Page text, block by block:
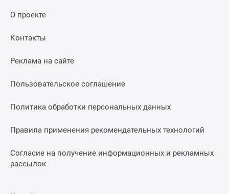
О проекте
Контакты
Реклама на сайте
Пользовательское соглашение
Политика обработки персональных данных
Правила применения рекомендательных технологий
Согласие на получение информационных и рекламных
рассылок